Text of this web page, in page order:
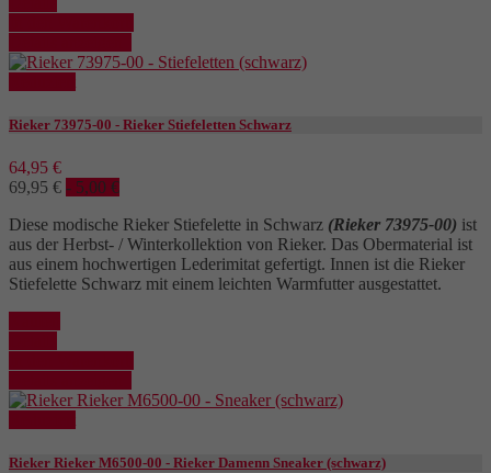
Rieker 73975-00 - Rieker Stiefeletten Schwarz
64,95 €
69,95 € - 5,00 €
Diese modische Rieker Stiefelette in Schwarz (Rieker 73975-00) ist
aus der Herbst- / Winterkollektion von Rieker. Das Obermaterial ist
aus einem hochwertigen Lederimitat gefertigt. Innen ist die Rieker
Stiefelette Schwarz mit einem leichten Warmfutter ausgestattet.
Rieker Rieker M6500-00 - Rieker Damenn Sneaker (schwarz)